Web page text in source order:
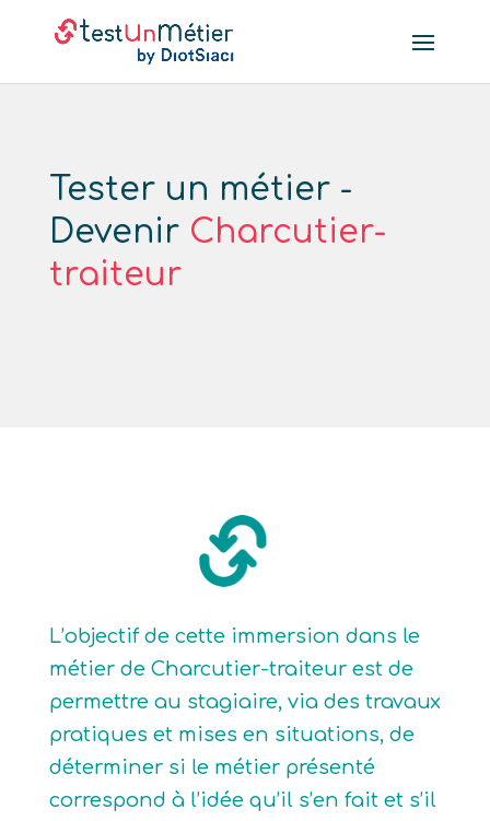
Tester un métier -
Devenir Charcutier-
traiteur
L’objectif de cette immersion dans le
métier de Charcutier-traiteur est de
permettre au stagiaire, via des travaux
pratiques et mises en situations, de
déterminer si le métier présenté
correspond à l’idée qu’il s’en fait et s’il